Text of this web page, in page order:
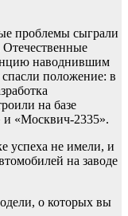
проблемы сыграли
наводнившим
положение: в
на базе
и «Москвич-2335».
успеха не имели, и
на заводе